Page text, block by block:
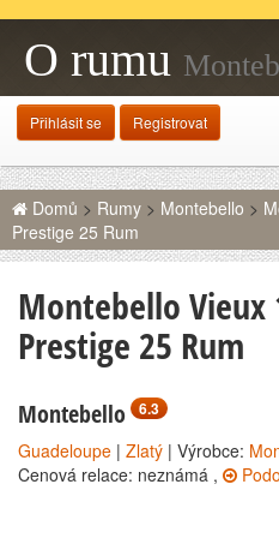
O rumu
Cuvee Prestige 25
Přihlásit se Registrovat
Domů > Rumy > Montebello >
Prestige 25 Rum
Montebello Vieux
Prestige 25 Rum
Montebello 6.3
Guadeloupe | Zlatý | Výrobce:
Cenová relace: neznámá ,